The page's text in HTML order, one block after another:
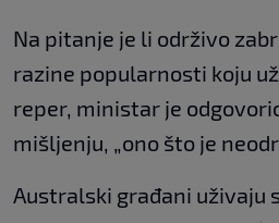
Na pitanje je li održivo
razine popularnosti koju
reper, ministar je
mišljenju, „ono što je
Australski građani uživaju